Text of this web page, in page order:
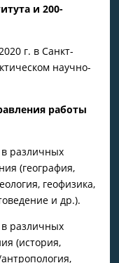
и 200-
г. в Санкт-
научно-
работы
различных
(география,
геофизика,
и др.).
различных
(история,